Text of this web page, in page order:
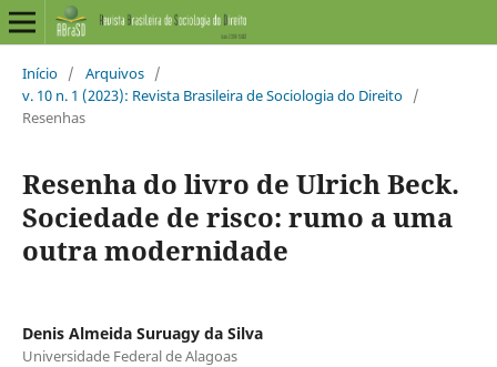
Início / Arquivos /
v. 10 n. 1 (2023): Revista Brasileira de Sociologia do Direito /
Resenhas
Resenha do livro de Ulrich Beck.
Sociedade de risco: rumo a uma
outra modernidade
Denis Almeida Suruagy da Silva
Universidade Federal de Alagoas